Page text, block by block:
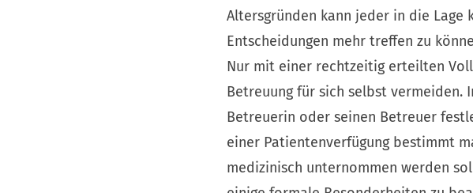
Altersgründen kann jeder in die Lage
Entscheidungen mehr treffen zu
Nur mit einer rechtzeitig erteilten
Betreuung für sich selbst vermeiden.
Betreuerin oder seinen Betreuer
einer Patientenverfügung bestimmt
medizinisch unternommen werden